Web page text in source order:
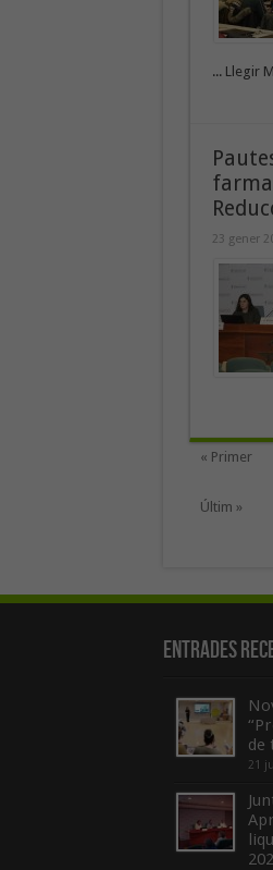
... Llegir
23 gener
« Primer
Últim »
Entrades
de
21